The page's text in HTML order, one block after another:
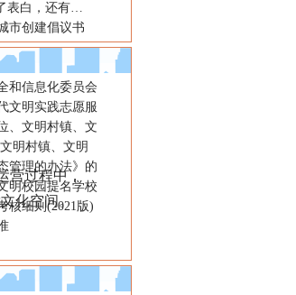
过程中，
化空间。
表白，还有…
市创建倡议书
和信息化委员会
文明实践志愿服
、文明村镇、文
明村镇、文明
管理的办法》的
明校园提名学校
核细则(2021版)